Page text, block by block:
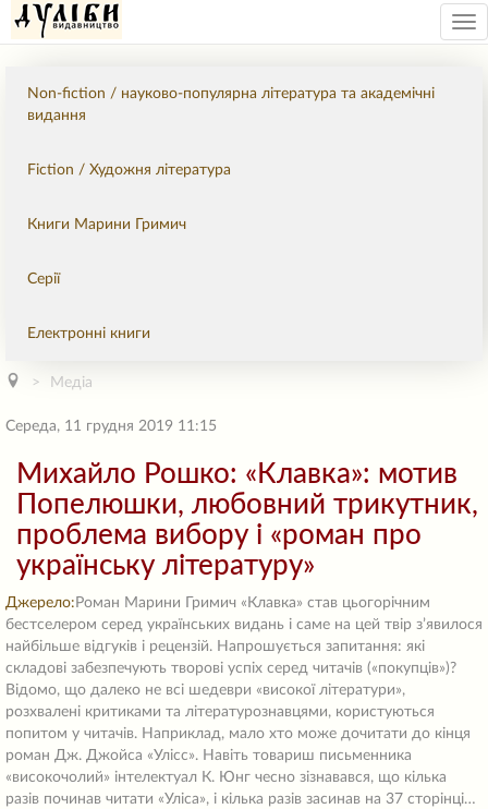
Non-fiction / науково-популярна література та академічні
видання
Fiction / Художня література
Книги Марини Гримич
Серії
Електронні книги
Медіа
Середа, 11 грудня 2019 11:15
Михайло Рошко: «Клавка»: мотив
Попелюшки, любовний трикутник,
проблема вибору і «роман про
українську літературу»
Джерело: Роман Марини Гримич «Клавка» став цьогорічним бестселером серед українських видань і саме на цей твір з’явилося найбільше відгуків і рецензій. Напрошується запитання: які складові забезпечують творові успіх серед читачів («покупців»)? Відомо, що далеко не всі шедеври «високої літератури», розхвалені критиками та літературознавцями, користуються попитом у читачів. Наприклад, мало хто може дочитати до кінця роман Дж. Джойса «Улісс». Навіть товариш письменника «високочолий» інтелектуал К. Юнг чесно зізнавався, що кілька разів починав читати «Уліса», і кілька разів засинав на 37 сторінці… Є багато творів, котрі ми заставляємо себе прочитати, бо це «шедевр». Та, як правильно зазначав один класик ХХ століття: «Нема більшої провини письменника перед читачем, ніж заставити того нудьгувати під час читання твору». І, навпаки, часто бестселери не здатні привернути до себе увагу «серйозних» критиків і дослідників-науковців через… попсовість, масовість, низькопробність. У той же час популярні твори масової літератури читаються легко, з цікавістю, затягують напруженим сюжетом, але після них у читача майже не залишається ніякого ні інтелектуального, ні емоційного «післясмаку»: не будять вони ні гострих переживань, ні глибоких роздумів… Як кажуть, «Что кушал – что радио слушал»… ( Я вже навіть згадувати не хочу такі масові ширпотребні, тобто неякісні твори, читати які читач з виробленим смаком просто не зможе як через «пластмасову мову», так і через психологічно невмотивовані вчинки персонажів, неправдоподібні, надумані характери, штучні нежиттєві ситуації, шаблонне мислення автора, «сопливий» рожевий мелодраматизм тощо)… На щастя, кожна закономірність має приємні винятки: так, майже всі романи англійських класиків ІІ половини ХХ століття Джона Фаулза («Колекціонер», «Чародій», «Жінка французького лейтенанта») чи Айріс Мердок («Одноріг», «Чорний принц», «Відтята голова»), як і перший твір Вільяма Голдінга («Володар Мух») стали беззаперечними бестселерами, і мали настільки шалений успіх серед читачів, що літературознавці довго не звертали на них уваги, підозрюючи, що це – зразки масліту і дешевої попси… І названі твори – не єдині такі «вдалі» випадки. Можна згадати і шалену популярність Хемінгуея, і «Майстра і Маргариту» Булгакова, і «Політ над гніздом зозулі» К. Кізі, і «Ім’я троянди» Умберто Еко, і «Парфуми. Історія одного вбивці» Патріка Зюскінда… і багато інших бестселерів дуже високого якісного рівня… І, хоч, як кажуть, «на вкус и цвет товарищей нет», – беру на себе відповідальність запропонувати твердження, що роман «Клавка», котрий читається легко і цікаво, на одному диханні, у той же час дає усі підстави стверджувати, що перед нами твір, котрий наштовхує на серйозні і глибокі роздуми… Як кажуть, гармонійно поєднує у собі переваги і масової, і «високої» літератур. Перед нами справді досить незвичний бестселер. З перших сторінок відчуваєш, що читати буде цікаво: автор – талановитий оповідач, мова – легка, розмовна, «жива», сюжетна історія швидко затягує… Головний персонаж – красива самотня 27-річна дівчина Клавка, котра живе у післявоєнному Києві (1947 – 1948 роки). Сирота (батьки були репресовані у горезвісному 1937-му році, коли дівчині було 16 років), живе у підвальній комуналці, у тісній кімнатці. Працює секретарем Голови Правління спілки радянських українських письменників (тоді ним був Олександр Корнійчук), та на зарплатню секретарки не порозкошуєш – то ж дівчина й підзаробляє – у позаробочий час ходить друкувати «додому» до харизматичної впливової поетеси Єлизавети Петрівни Прохорової, трохи старшої за себе і «зі зв’язками», «фронтовички», у котрій знайшла старшу подругу і порадницю. Клавка скромна, чесна, роботяща, чуйна: піклується про самотніх безпорадних співмешканців по комуналці («одноногий» ветеран війни «дядь Гаврило» та осліпла колишня вчителька гри на піаніно Емма Германівна… Звичайно, така турботлива дівчина зразу викликає до себе співчуття читачів… Ми відчуваємо, що Клавка заслуговує за чесно і достойно пережиті випробування… щастя, котре до самотньої бідної чесної дівчини, як ми розуміємо, доля має подарувати… у вигляді достойного коханого, котрий і витягне її з мізерного існування у щасливе життя, надягнувши на її ніжку «золотий башмачок» і виправить несправедливість цього жорстокого світу. Тобто автор викликає у нас відомі з дитинства казкові очікування. І вони майже справджуються уже на початку твору: дівчина, котра ще не знала кохання, раптом зустрічає молодого красеня – офіцера, фронтовика з медалями на грудях, письменника, від котрого у неї вперше в житті «чьолка встала» (іншими словами, світ поплив перед очима), і котрий у захваті від Клавки. Перед нами проступає відомий «мотив Попелюшки». Аж поки раптом цей мотив не розвіюється в дим іншим стереотипним мотивом: на Клавку звертає увагу високопоставлений партійний чиновник, член ЦК компартії України, котрий є куратором української радянської літератури. То ж перед нами – традиційний мелодраматичний любовний трикутник. І стає Клавка перед непростим вибором: кому із залицяльників віддати перевагу… Від одного «чьолка встає», але є ризики, що цей красень – ненадійний, він усім жінкам потрібен… Від другого – «не встає», але віє надійністю (він старший, та ще й «больний» – на думку Клавки – бо тримає дієту), а головне – Клавку спокушає те, як ставитимуться до неї ці небожителі – письменники, для яких вона – усього лише «обслуговуючий персонал» – коли дізнаються, що вона… дружина (або хай навіть і коханка – якщо він – одружений) цього всесильного ЦеКіста. Адже вони тремтять як овечки при одному імені згаданого чиновника… Проблема вибору, як і любовний трикутник – потужні двигуни романних сюжетів. І читач уже не може відірватись від книжки. Безперечно, на перший погляд перед нами – типовий мелодраматичний любовний роман, у котрому є всі атрибути популярності: казковий мотив Попелюшки, любовний трикутник, проблема вибору… Я не хочу «спойлити» читачам процес читання, то ж не буду розповідати, як надалі розвивається заявлена сюжетна лінія. Та сюжет затягує не тільки і не стільки розвитком амурної лінії головного персонажу. Поряд із любовною інтригою читач зацікавлюється подіями, котрі розвиваються у спілці радянських українських письменників. Адже секретар Голови правління у курсі усіх подій та підкилимних ігор творчих людей… А тут якраз у Києві готується другий «розгромний» Пленум українських радянських письменників, від якого усі чекають гострих нападів на творчість певних авторів та нищівної критики «за антирадянщину»… (Перший такий «розгромний» Пленум уже відбувся за рік до описаних подій – у 1946 році, після горезвісних указів Жданова спочатку про журнали «Звєзду» і «Ленінград», а потім – уже в Києві – Постанови ЦК КП(б)У «Про спотворення та помилки у висвітленні історії української літератури в «Нарисі історії української літератури», на якому особливо гостро критикували тодішнього Голову Правління Максима Рильського, якого потім і поміняли на Олександра Корнійчука, а Клавка на якийсь час втратила місце секретарики, хоч досить швидко її знову там відновили). Історія цих очікувань, спроби вгадати, хто саме на цей раз стане жертвами нищівної критики, наскільки серйозною може бути розправа – потужний двигун сюжету. Цікаво також спостерігати, хто з письменників як себе веде на Пленумі (хто стримано критикує побратимів по перу – бо не критикувати взагалі небезпечно, хто – це, мабуть, найсміливіші – не з’являється на Пленум, хто «вислужується» перед партією (щоб отримати більші тиражі, зайві метри житлової площі, премії тощо), хто користається вказівкою зверху, щоб зводити старі особисті рахунки, помститися, ким рухають заздрощі до більш успішних колег… Усе це тримає читача в напрузі не менше, ніж любовна історія. Тим паче що ми зустрічаємо на сторінках роману знаменитих творців: Максим Рильський, Павло Тичина, Андрій Малишко, Юрій Яновський, згадуються Остап Вишня, Наталя Забіла, Ванда Василевська… Тут уже і молоді таланти: Олесь Гончар, Віктор Нєкрасов… Прибувають на Пленум і делегації з регіонів, у тому числі згадується і наша Закарпатська делегація, і усі чекають, що тодішній голова закарпатської організації Юрій Гойда буде критикувати творчість Федора Потушняка… Звичайно, ці відомі письменники проходять перед очима читача як другорядні персонажі, але декому з них приділено досить багато уваги. На сторінках роману навіть цитуються уривки, а то і цілі поезії Максима Рильського і Андрія Малишка, і у читача зразу виникає бажання ще раз перечитати наших поетів – класиків… Ми знайомимось з причинами нападок на новий роман Юрія Яновського… Ніби випадково чуємо змовницьку нараду перед Пленумом «молодих» талантів» (Олесь Гончар та його ровесники, вчорашні армійці), котрі збираються скористатися ситуацією і так «критикувати» старших митців-класиків, щоб «скинути метрів з п’єдесталу» і помститися за усю їх зверхність… Ми читаємо навіть уривки з виступів письменників на тому горезвісному Пленумі Тут документальні уривки промов дуже вдало вплетені в канву художнього тексту. Усе це надзвичайно цікаво. Відомі нам ще зі шкільної парти класики української літератури постають на сторінках роману живими людьми, з усіма їх сильними сторонами і слабкостями. І одна з найважливіших заслуг авторки роману в тому, що вона розбиває стереотипи сприйняття класиків. Як стереотипи «радянські», котрі малювали нам не живих людей, а забронзовілі бюсти метрів, котрі талановитим пером «оспівували поступ радянської дійсності». Так і стереотипи пострадянські, котрі зображують нам українських радянських письменників, особливо тих, котрі так чи інакше постраждали від радянської влади, такими собі відкритими чи прихованими борцями проти комунізму, за українську незалежність. Зі сторінок роману Марини Гримич перед нами дуже талановиті поети і прозаїки, котрі у той самий час – живі люди, з усіма їх чеснотами і слабкостями, при чому слабкостей якось більше… Виявляється, майже ніхто з них не те що не виступав прямо проти комуністичної ідеології чи радянської влади, а навіть не був її прихованим